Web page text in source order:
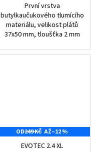
První vrstva
butylkaučukového tlumícího
materiálu, velikost plátů
37x50 mm, tloušťka 2 mm
OD249 KČ AŽ–12 %
EVOTEC 2.4 XL